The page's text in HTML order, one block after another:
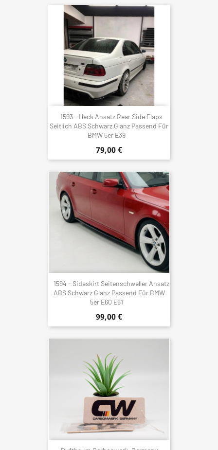
1593 - Heck Ansatz Rear Side Flaps
Seitlich ABS Schwarz Glanz Passend Für
BMW 5er E39
79,00 €
1594 - Sideskirt Seitenschweller Ansatz
ABS Schwarz Glanz Passend Für BMW
5er E60 E61
99,00 €